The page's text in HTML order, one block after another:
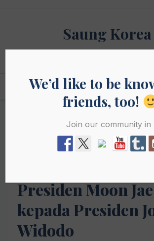
Saung Korea
Presiden Moon
kepada Presiden
Widodo
We’d like to be
friends, too!
Join our community in